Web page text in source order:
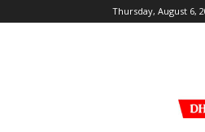
Thursday, August 6,